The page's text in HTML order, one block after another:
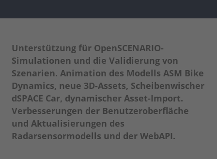
Unterstützung für OpenSCENARIO-
Simulationen und die Validierung von
Szenarien. Animation des Modells ASM Bike
Dynamics, neue 3D-Assets, Scheibenwischer
dSPACE Car, dynamischer Asset-Import.
Verbesserungen der Benutzeroberfläche
und Aktualisierungen des
Radarsensormodells und der WebAPI.